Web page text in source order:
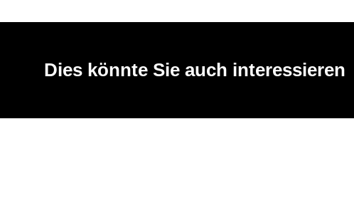
Dies könnte Sie auch interessieren